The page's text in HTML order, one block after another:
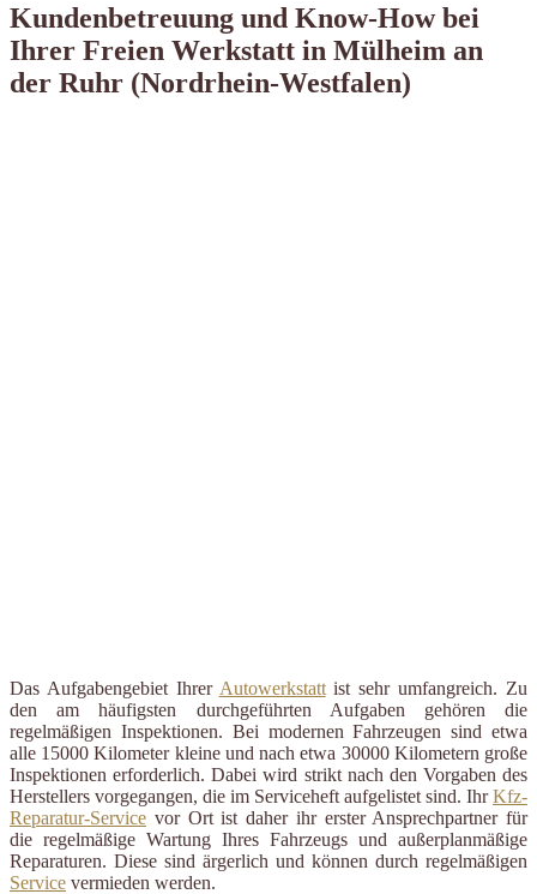
Kundenbetreuung und Know-How bei
Ihrer Freien Werkstatt in Mülheim an
der Ruhr (Nordrhein-Westfalen)
Das Aufgabengebiet Ihrer Autowerkstattist sehr umfangreich. Zu
den am häufigsten durchgeführten Aufgaben gehören die
regelmäßigen Inspektionen. Bei modernen Fahrzeugen sind etwa
alle 15000 Kilometer kleine und nach etwa 30000 Kilometern große
Inspektionen erforderlich. Dabei wird strikt nach den Vorgaben des
Herstellers vorgegangen, die im Serviceheft aufgelistet sind. IhrKfz-
Reparatur-Service vor Ort ist daher ihr erster Ansprechpartner für
die regelmäßige Wartung Ihres Fahrzeugs und außerplanmäßige
Reparaturen. Diese sind ärgerlich und können durch regelmäßigen
Service vermieden werden.